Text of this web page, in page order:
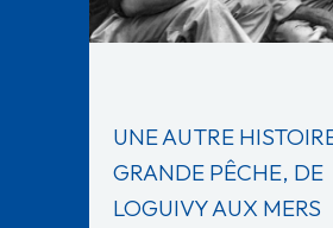
UNE AUTRE
GRANDE PÊCHE, DE
LOGUIVY AUX MERS